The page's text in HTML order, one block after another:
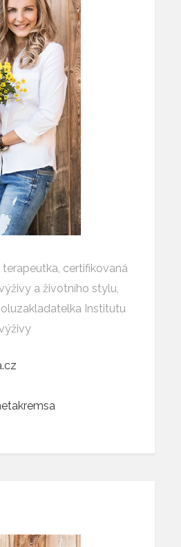
terapeutka, certifikovaná
a životního stylu,
Institutu